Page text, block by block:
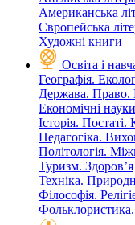
Американська
Європейська
Художні книги
Освіта і
Географія.
Держава. Право.
Економічні науки
Історія.
Педагогіка.
Політологія.
Туризм. Здоров’я
Техніка.
Філософія.